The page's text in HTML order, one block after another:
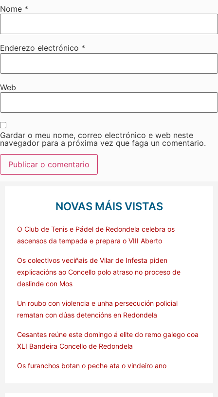
Nome *
Enderezo electrónico *
Web
Gardar o meu nome, correo electrónico e web neste
navegador para a próxima vez que faga un comentario.
NOVAS MÁIS VISTAS
O Club de Tenis e Pádel de Redondela celebra os
ascensos da tempada e prepara o VIII Aberto
Os colectivos veciñais de Vilar de Infesta piden
explicacións ao Concello polo atraso no proceso de
deslinde con Mos
Un roubo con violencia e unha persecución policial
rematan con dúas detencións en Redondela
Cesantes reúne este domingo á elite do remo galego coa
XLI Bandeira Concello de Redondela
Os furanchos botan o peche ata o vindeiro ano